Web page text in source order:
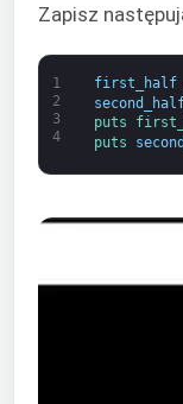
Zapisz
1
2
3
4
first_half
puts
puts